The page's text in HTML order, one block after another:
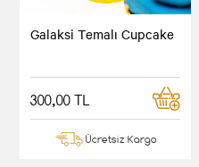
Galaksi Temalı Cupcake
300,00 TL
Ücretsiz Kargo